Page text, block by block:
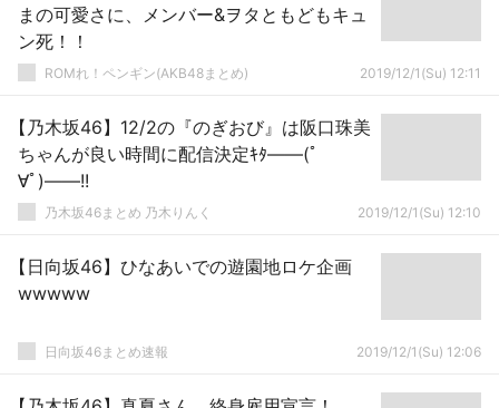
まの可愛さに、メンバー&ヲタともどもキュ
ン死！！
ROMれ！ペンギン(AKB48まとめ) 2019/12/1(Su) 12:11
【乃木坂46】12/2の『のぎおび』は阪口珠美
ちゃんが良い時間に配信決定ｷﾀ――(ﾟ
∀ﾟ)――!!
乃木坂46まとめ 乃木りんく 2019/12/1(Su) 12:10
【日向坂46】ひなあいでの遊園地ロケ企画
wwwww
日向坂46まとめ速報 2019/12/1(Su) 12:06